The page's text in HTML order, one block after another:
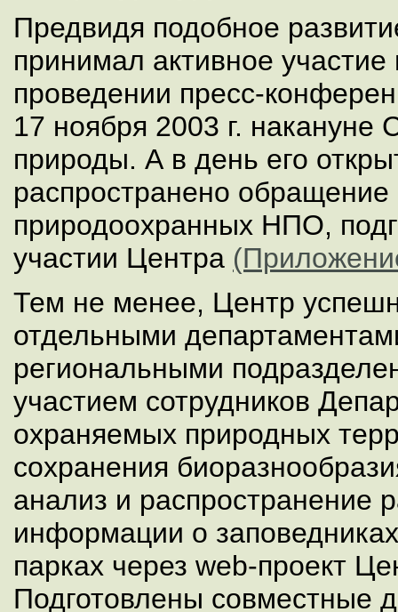
Предвидя подобное
принимал активное участие
проведении пресс-
17 ноября 2003 г. накануне
природы. А в день его
распространено обращение
природоохранных НПО,
участии Центра
Тем не менее, Центр
отдельными
региональными
участием сотрудников
охраняемых природных
сохранения
анализ и распространение
информации о
парках через web-проект
Подготовлены совместные